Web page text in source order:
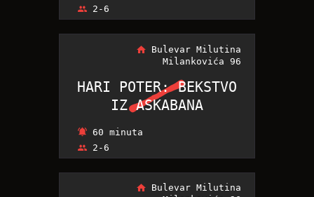
2-6
HARI POTER: BEKSTVO
IZ ASKABANA
Bulevar Milutina
Milankovića 96
HARI POTER: BEKSTVO
IZ ASKABANA
60 minuta
2-6
Bulevar Milutina